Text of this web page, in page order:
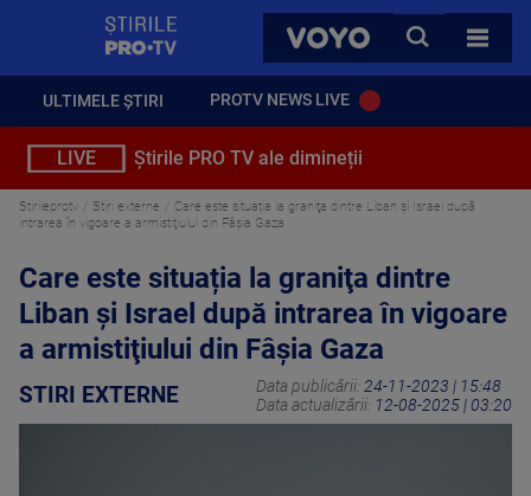
VOYO
CAUTA
TOATE
ULTIMELE ȘTIRI PROTV NEWS LIVE
LIVE Știrile PRO TV ale dimineții
Stirileprotv Stiri externe
Care este situația la graniţa dintre Liban şi Israel după
intrarea în vigoare a armistiţiului din Fâşia Gaza
Care este situația la graniţa dintre
Liban şi Israel după intrarea în vigoare
a armistiţiului din Fâşia Gaza
STIRI EXTERNE Data publicării: 24-11-2023 | 15:48
Data actualizării: 12-08-2025 | 03:20